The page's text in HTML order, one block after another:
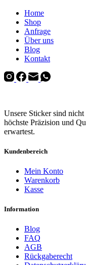
Home
Shop
Anfrage
Über uns
Blog
Kontakt
Unsere Sticker sind
höchste Präzision und
erwartest.
Kundenbereich
Mein Konto
Warenkorb
Kasse
Information
Blog
FAQ
AGB
Rückgaberecht